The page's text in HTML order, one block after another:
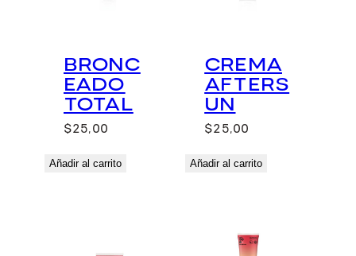
BRONC
EADO
TOTAL
$25,00
Añadir al carrito
CREMA
AFTERS
UN
$25,00
Añadir al carrito